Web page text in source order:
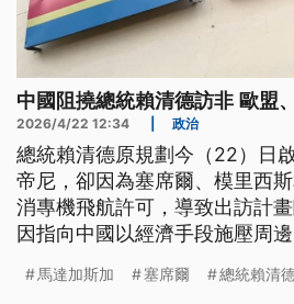
中國阻撓總統賴清德訪非 歐盟
2026/4/22 12:34 政治
總統賴清德原規劃今（22）日
帝尼，卻因為塞席爾、模里西
消專機飛航許可，導致出訪計
因指向中國以經濟手段施壓周
程受阻，與史王都感到遺憾，
馬達加斯加 塞席爾 總統賴清